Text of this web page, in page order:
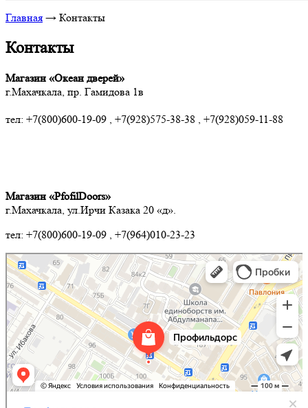
Главная → Контакты
Контакты
Магазин «Океан дверей»
г.Махачкала, пр. Гамидова 1в
тел: +7(800)600-19-09 , +7(928)575-38-38 , +7(928)059-11-88
Магазин «PfofilDoors»
г.Махачкала, ул.Ирчи Казака 20 «д».
тел: +7(800)600-19-09 , +7(964)010-23-23
Profildoors
Двери в Махачкале
Алюминий, алюминиевые конструкции в Махачкале